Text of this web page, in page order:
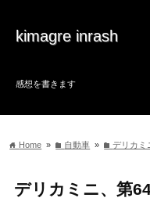
kimagre inrash
感想を書きます
home Home » folder 自動車 » folderデリカミ
デリカミニ、第